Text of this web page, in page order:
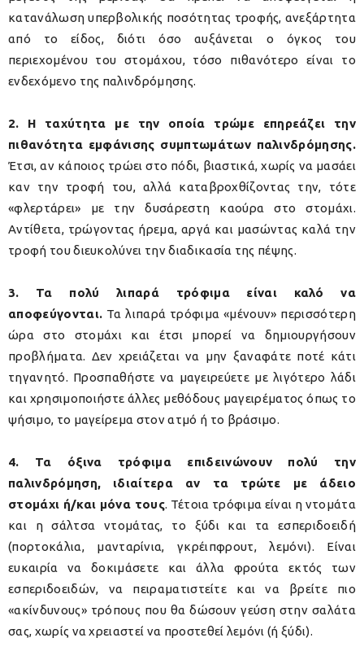
κατανάλωση υπερβολικής ποσότητας τροφής, ανεξάρτητα
από το είδος, διότι όσο αυξάνεται ο όγκος του
περιεχομένου του στομάχου, τόσο πιθανότερο είναι το
ενδεχόμενο της παλινδρόμησης.
2. Η ταχύτητα με την οποία τρώμε επηρεάζει την
πιθανότητα εμφάνισης συμπτωμάτων παλινδρόμησης.
Έτσι, αν κάποιος τρώει στο πόδι, βιαστικά, χωρίς να μασάει
καν την τροφή του, αλλά καταβροχθίζοντας την, τότε
«φλερτάρει» με την δυσάρεστη καούρα στο στομάχι.
Αντίθετα, τρώγοντας ήρεμα, αργά και μασώντας καλά την
τροφή του διευκολύνει την διαδικασία της πέψης.
3. Τα πολύ λιπαρά τρόφιμα είναι καλό να
αποφεύγονται. Τα λιπαρά τρόφιμα «μένουν» περισσότερη
ώρα στο στομάχι και έτσι μπορεί να δημιουργήσουν
προβλήματα. Δεν χρειάζεται να μην ξαναφάτε ποτέ κάτι
τηγανητό. Προσπαθήστε να μαγειρεύετε με λιγότερο λάδι
και χρησιμοποιήστε άλλες μεθόδους μαγειρέματος όπως το
ψήσιμο, το μαγείρεμα στον ατμό ή το βράσιμο.
4. Τα όξινα τρόφιμα επιδεινώνουν πολύ την
παλινδρόμηση, ιδιαίτερα αν τα τρώτε με άδειο
στομάχι ή/και μόνα τους. Τέτοια τρόφιμα είναι η ντομάτα
και η σάλτσα ντομάτας, το ξύδι και τα εσπεριδοειδή
(πορτοκάλια, μανταρίνια, γκρέιπφρουτ, λεμόνι). Είναι
ευκαιρία να δοκιμάσετε και άλλα φρούτα εκτός των
εσπεριδοειδών, να πειραματιστείτε και να βρείτε πιο
«ακίνδυνους» τρόπους που θα δώσουν γεύση στην σαλάτα
σας, χωρίς να χρειαστεί να προστεθεί λεμόνι (ή ξύδι).